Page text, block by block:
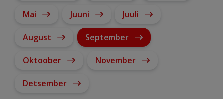
Mai Juuni Juuli
August September
Oktoober November
Detsember